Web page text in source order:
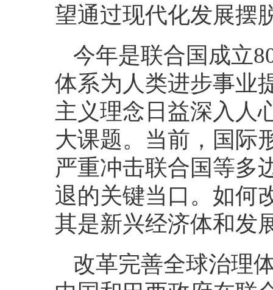
望通过现代化发展摆
今年是联合国成立
体系为人类进步事业
主义理念日益深入人
大课题。当前，国际
严重冲击联合国等多
退的关键当口。如何
其是新兴经济体和发
改革完善全球治理